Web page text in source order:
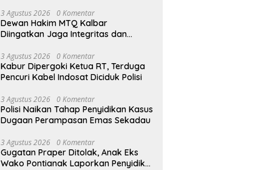
3 Agustus 2026 0 Komentar
Dewan Hakim MTQ Kalbar
Diingatkan Jaga Integritas dan
3 Agustus 2026 0 Komentar
Kabur Dipergoki Ketua RT, Terduga
Pencuri Kabel Indosat Diciduk Polisi
3 Agustus 2026 0 Komentar
Polisi Naikan Tahap Penyidikan Kasus
Dugaan Perampasan Emas Sekadau
3 Agustus 2026 0 Komentar
Gugatan Praper Ditolak, Anak Eks
Wako Pontianak Laporkan Penyidik